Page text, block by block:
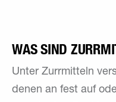
WAS SIND
Unter Zurrmitteln
denen an fest auf